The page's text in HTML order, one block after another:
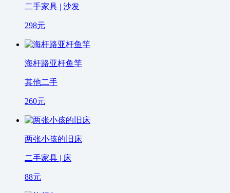
二手家具 | 沙发
298元
海杆路亚杆鱼竿
其他二手
260元
两张小孩的旧床
二手家具 | 床
88元